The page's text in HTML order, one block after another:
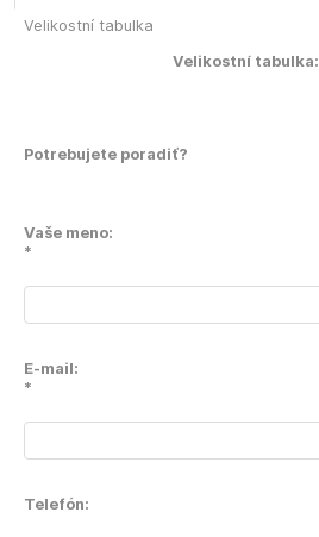
Velikostní tabulka
Velikostní tabulka:
Potrebujete poradiť?
Vaše meno:
*
E-mail:
*
Telefón: